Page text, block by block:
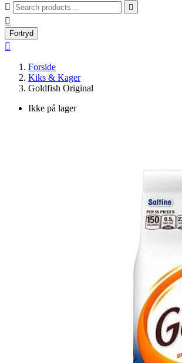
 

Fortryd

Forside
Kiks & Kager
Goldfish Original
Ikke på lager